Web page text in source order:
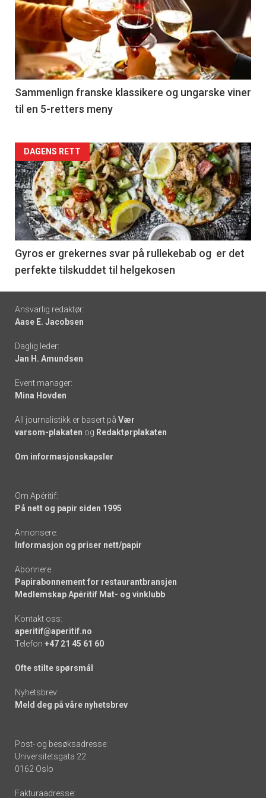
akkurat
nå
-
5
Sammenlign franske klassikere og ungarske viner
til en 5-retters meny
Forsiden
akkurat
nå
-
6
DAGENS RETT
Gyros er grekernes svar på rullekebab og er det
perfekte tilskuddet til helgekosen
Footer
-
links
Ansvarlig redaktør:
Aase E. Jacobsen
Daglig leder:
Jan H. Amundsen
Event manager:
Mina Hovden
All journalistikk er basert på Vær
varsom-plakaten og Redaktørplakaten
Om informasjonskapsler
Om Apéritif:
På nett og papir siden 1995
Annonsere:
Informasjon og priser nett/papir
Abonnere:
Papirabonnement for restaurantbransjen
Medlemskap Apéritif Mat- og vinklubb
Kontakt oss:
aperitif@aperitif.no
Telefon +47 21 45 61 60
Ofte stilte spørsmål
Nyhetsbrev:
Meld deg på våre nyhetsbrev
Post- og besøksadresse:
Universitetsgata 22
0162 Oslo
Fakturaadresse: